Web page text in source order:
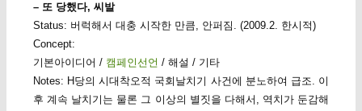
– 또 당했다, 씨발
Status: 버럭해서 대충 시작한 만큼, 안퍼짐. (2009.2. 한시적)
Concept:
기본아이디어 / 캠페인선언 / 해설 / 기타
Notes: H당의 시대착오적 국회날치기 사건에 분노하여 급조. 이
후 계속 날치기는 물론 그 이상의 별짓을 다해서, 역치가 둔감해